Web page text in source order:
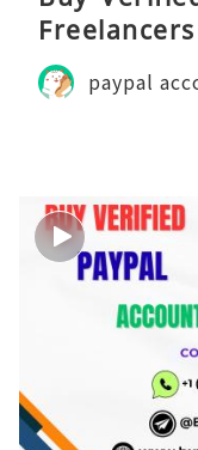
paypal